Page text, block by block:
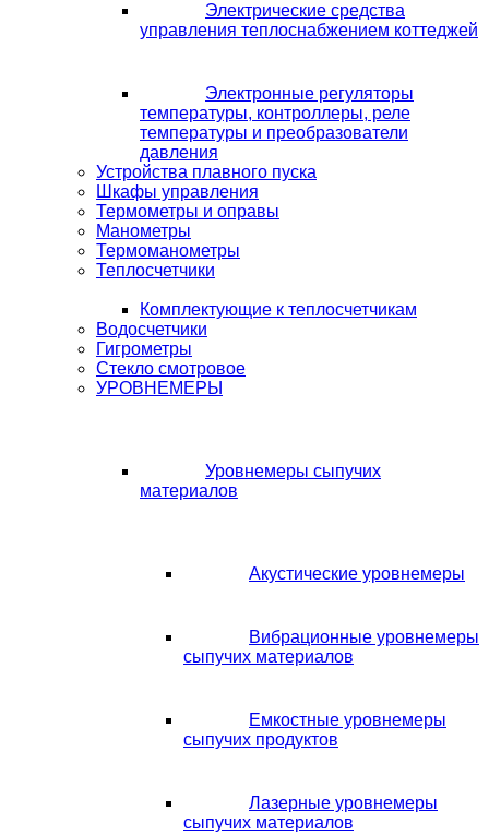
Электрические средства
управления теплоснабжением коттеджей
Электронные регуляторы
температуры, контроллеры, реле
температуры и преобразователи
давления
Устройства плавного пуска
Шкафы управления
Термометры и оправы
Манометры
Термоманометры
Теплосчетчики
Комплектующие к теплосчетчикам
Водосчетчики
Гигрометры
Стекло смотровое
УРОВНЕМЕРЫ
Уровнемеры сыпучих
материалов
Акустические уровнемеры
Вибрационные уровнемеры
сыпучих материалов
Емкостные уровнемеры
сыпучих продуктов
Лазерные уровнемеры
сыпучих материалов